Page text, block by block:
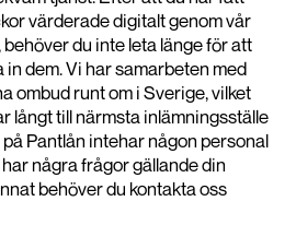
värderade digitalt genom vår
du inte leta länge för att
in dem. Vi har samarbeten med
ombud runt om i Sverige, vilket
långt till närmsta inlämningsställe
Pantlån intehar någon personal
några frågor gällande din
behöver du kontakta oss